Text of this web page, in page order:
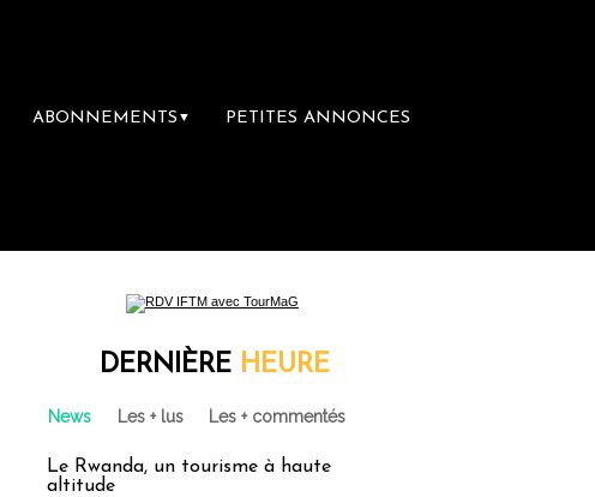
ABONNEMENTS ▼ PETITES ANNONCES
DERNIÈRE HEURE
News Les + lus Les + commentés
Le Rwanda, un tourisme à haute
altitude